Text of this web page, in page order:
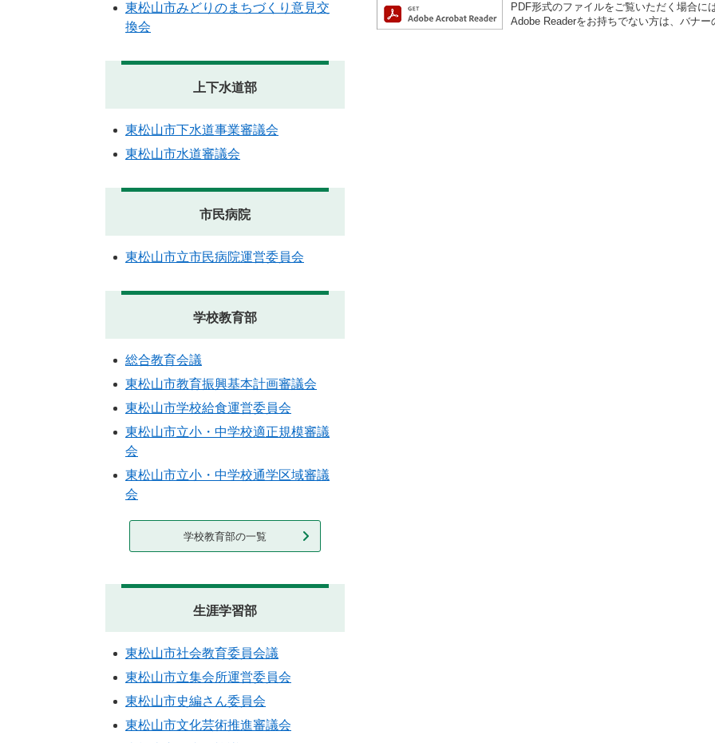
PDF形式のファイルをご覧いただく場合に
Adobe Readerをお持ちでない方は、バナ
東松山市みどりのまちづくり意見交
換会
上下水道部
東松山市下水道事業審議会
東松山市水道審議会
市民病院
東松山市立市民病院運営委員会
学校教育部
総合教育会議
東松山市教育振興基本計画審議会
東松山市学校給食運営委員会
東松山市立小・中学校適正規模審議
会
東松山市立小・中学校通学区域審議
会
学校教育部の一覧
生涯学習部
東松山市社会教育委員会議
東松山市立集会所運営委員会
東松山市史編さん委員会
東松山市文化芸術推進審議会